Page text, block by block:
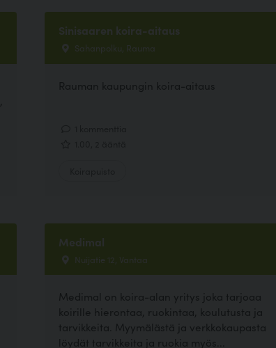
Sinisaaren koira-aitaus
Sahanpolku, Rauma
Rauman kaupungin koira-aitaus
Medimal
Nuijatie 12, Vantaa
Medimal on koira-alan yritys joka tarjoaa
koirille hierontaa, ruokintaa, koulutusta ja
tarvikkeita. Myymälästä ja verkkokaupasta
löydät tarvikkeita ja ruokia myös...